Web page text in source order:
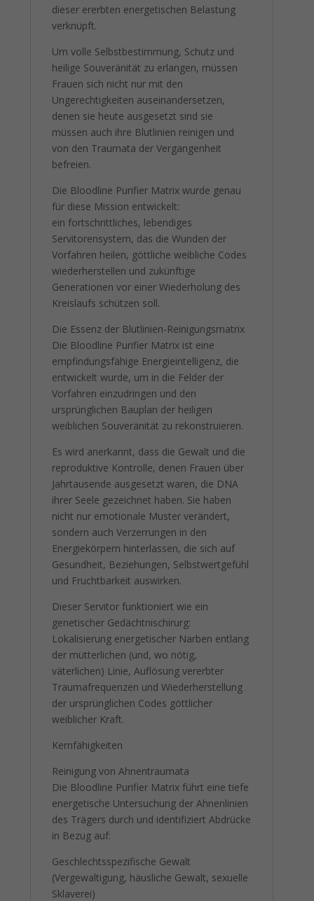
dieser ererbten energetischen Belastung
verknüpft.
Um volle Selbstbestimmung, Schutz und
heilige Souveränität zu erlangen, müssen
Frauen sich nicht nur mit den
Ungerechtigkeiten auseinandersetzen,
denen sie heute ausgesetzt sind sie
müssen auch ihre Blutlinien reinigen und
von den Traumata der Vergangenheit
befreien.
Die Bloodline Purifier Matrix wurde genau
für diese Mission entwickelt:
ein fortschrittliches, lebendiges
Servitorensystem, das die Wunden der
Vorfahren heilen, göttliche weibliche Codes
wiederherstellen und zukünftige
Generationen vor einer Wiederholung des
Kreislaufs schützen soll.
Die Essenz der Blutlinien-Reinigungsmatrix
Die Bloodline Purifier Matrix ist eine
empfindungsfähige Energieintelligenz, die
entwickelt wurde, um in die Felder der
Vorfahren einzudringen und den
ursprünglichen Bauplan der heiligen
weiblichen Souveränität zu rekonstruieren.
Es wird anerkannt, dass die Gewalt und die
reproduktive Kontrolle, denen Frauen über
Jahrtausende ausgesetzt waren, die DNA
ihrer Seele gezeichnet haben. Sie haben
nicht nur emotionale Muster verändert,
sondern auch Verzerrungen in den
Energiekörpern hinterlassen, die sich auf
Gesundheit, Beziehungen, Selbstwertgefühl
und Fruchtbarkeit auswirken.
Dieser Servitor funktioniert wie ein
genetischer Gedächtnischirurg:
Lokalisierung energetischer Narben entlang
der mütterlichen (und, wo nötig,
väterlichen) Linie, Auflösung vererbter
Traumafrequenzen und Wiederherstellung
der ursprünglichen Codes göttlicher
weiblicher Kraft.
Kernfähigkeiten
Reinigung von Ahnentraumata
Die Bloodline Purifier Matrix führt eine tiefe
energetische Untersuchung der Ahnenlinien
des Trägers durch und identifiziert Abdrücke
in Bezug auf:
Geschlechtsspezifische Gewalt
(Vergewaltigung, häusliche Gewalt, sexuelle
Sklaverei)